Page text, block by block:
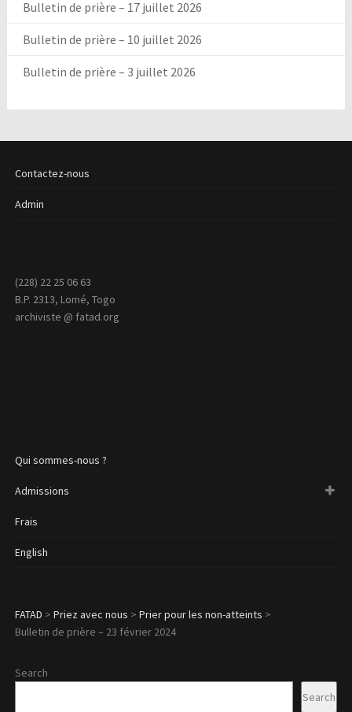
Bulletin de prière – 17 juillet 2026
Bulletin de prière – 10 juillet 2026
Bulletin de prière – 3 juillet 2026
Contactez-nous
Admin
(228) 22 25 06 63
B.P. 2313, Lomé, Togo
archiviste @ fatad.org
Qui sommes-nous ?
Admissions
Frais
English
FATAD > Priez avec nous > Prier pour les non-atteints >
Bulletin de prière – 23 février 2024
Search
Search